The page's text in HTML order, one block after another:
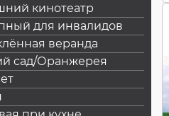
кинотеатр
для инвалидов
веранда
сад/Оранжерея